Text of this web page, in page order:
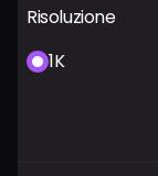
Risoluzione
1K